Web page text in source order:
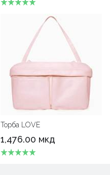
Торба LOVE
1,476.00 мкд